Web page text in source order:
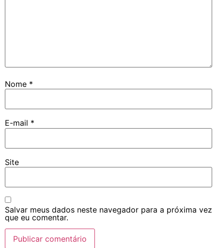
Nome *
E-mail *
Site
Salvar meus dados neste navegador para a próxima vez
que eu comentar.